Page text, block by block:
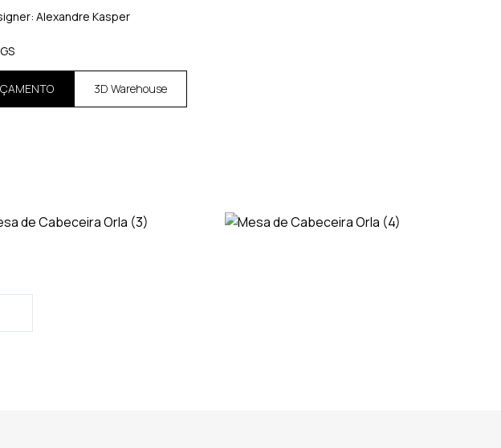
Alexandre Kasper
3D Warehouse